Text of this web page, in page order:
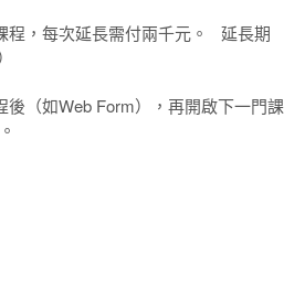
程，每次延長需付兩千元。 延長期
（如Web Form），再開啟下一門課